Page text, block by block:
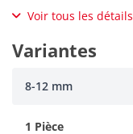
Voir tous les
Variantes
8-12 mm
1 Pièce